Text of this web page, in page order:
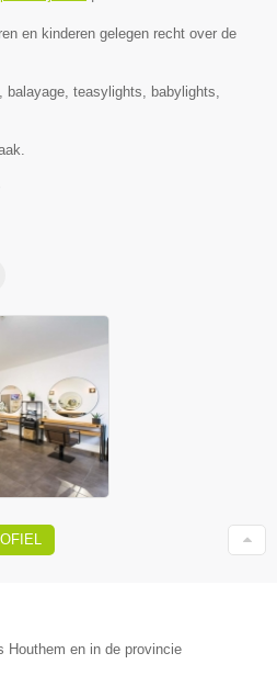
en kinderen gelegen recht over de
balayage, teasylights, babylights,
Houthem en in de provincie